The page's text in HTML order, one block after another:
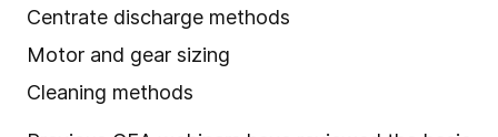
Centrate discharge methods
Motor and gear sizing
Cleaning methods